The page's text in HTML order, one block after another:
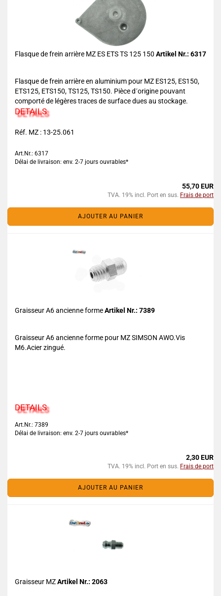
Flasque de frein arrière MZ ES ETS TS 125 150 Artikel Nr.: 6317
Flasque de frein arrière en aluminium pour MZ ES125, ES150,
ETS125, ETS150, TS125, TS150. Pièce d´origine pouvant
comporté de légères traces de surface dues au stockage.
DETAILS
Réf. MZ : 13-25.061
Art.Nr.: 6317
Délai de livraison: env. 2-7 jours ouvrables*
55,70 EUR
TVA. 19% incl. Port en sus. Frais de port
AJOUTER AU PANIER
Graisseur A6 ancienne formeArtikel Nr.: 7389
Graisseur A6 ancienne forme pour MZ SIMSON AWO.Vis
M6.Acier zingué.
DETAILS
Art.Nr.: 7389
Délai de livraison: env. 2-7 jours ouvrables*
2,30 EUR
TVA. 19% incl. Port en sus. Frais de port
AJOUTER AU PANIER
Graisseur MZArtikel Nr.: 2063